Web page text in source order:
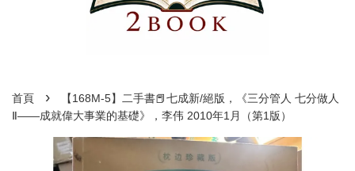
首頁 ›
【168M-5】二手書📕七成新/絕版，《三分管人 七分做人
Ⅱ——成就偉大事業的基礎》，李伟 2010年1月（第1版）